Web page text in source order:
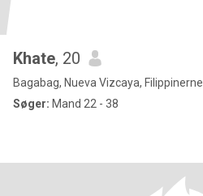
Khate, 20
Bagabag, Nueva Vizcaya, Filippinerne
Søger: Mand 22 - 38